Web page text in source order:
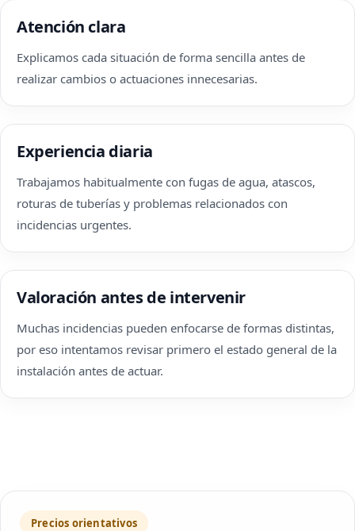
Atención clara
Explicamos cada situación de forma sencilla antes de
realizar cambios o actuaciones innecesarias.
Experiencia diaria
Trabajamos habitualmente con fugas de agua, atascos,
roturas de tuberías y problemas relacionados con
incidencias urgentes.
Valoración antes de intervenir
Muchas incidencias pueden enfocarse de formas distintas,
por eso intentamos revisar primero el estado general de la
instalación antes de actuar.
Precios orientativos